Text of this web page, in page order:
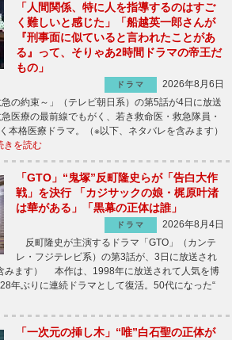
「人間関係、特に人を指導するのはすご
く難しいと感じた」「船越英一郎さんが
『刑事面に似ていると言われたことがあ
る』って、そりゃあ2時間ドラマの帝王だ
もの」
ドラマ
2026年8月6日
の約束～」（テレビ朝日系）の第5話が4日に放送
療の最前線でもがく、若き救命医・救急隊員・
本格医療ドラマ。（※以下、ネタバレを含みます）
きを読む
「GTO」“鬼塚”反町隆史らが「告白大作
戦」を決行 「カジサックの娘・梶原叶渚
は華がある」「黒幕の正体は誰」
ドラマ
2026年8月4日
反町隆史が主演するドラマ「GTO」（カンテ
レ・フジテレビ系）の第3話が、3日に放送され
みます） 本作は、1998年に放送されて人気を博
年ぶりに連続ドラマとして復活。50代になった“
「一次元の挿し木」“唯”白石聖の正体が